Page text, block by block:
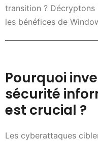
transition ?
les bénéfices de
Pourquoi
sécurité
est crucial ?
Les cyberattaques